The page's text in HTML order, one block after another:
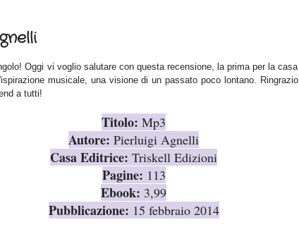
Oggi vi voglio salutare con questa recensione, la prima per la casa
musicale, una visione di un passato poco lontano. Ringrazio
a tutti!
Titolo: Mp3
Autore:Pierluigi Agnelli
Casa Editrice: Triskell Edizioni
Pagine: 113
Ebook: 3,99
Pubblicazione: 15 febbraio 2014